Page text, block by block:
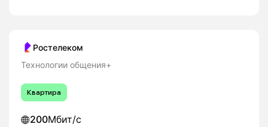
Ростелеком
Технологии общения+
Квартира
200Мбит/с